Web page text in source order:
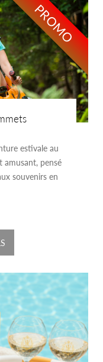
PROMO
estivale au
pensé
souvenirs en